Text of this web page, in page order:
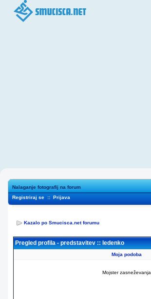
Nalaganje fotografij na forum
Registriraj se :: Prijava
Kazalo po Smucisca.net forumu
Pregled profila - predstavitev :: ledenko
Moja podoba
Mojster zasneževanja